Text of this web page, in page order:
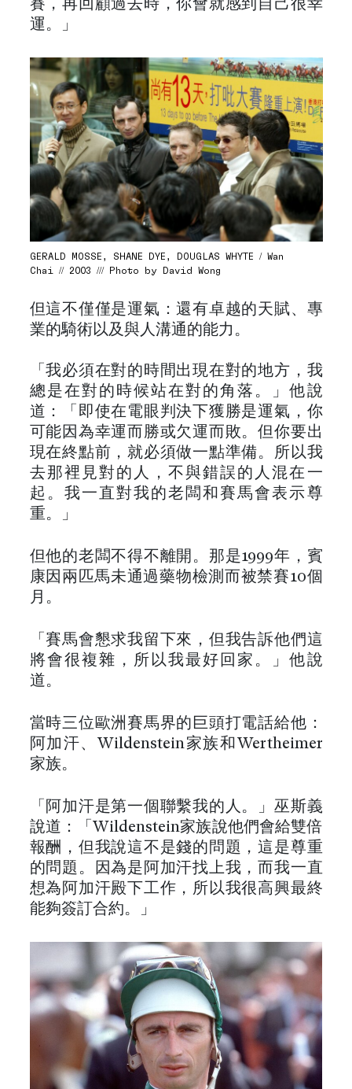
賽，再回顧過去時，你會就感到自己很幸
運。」
GERALD MOSSE, SHANE DYE, DOUGLAS WHYTE / Wan
Chai // 2003 /// Photo by David Wong
但這不僅僅是運氣：還有卓越的天賦、專
業的騎術以及與人溝通的能力。
「我必須在對的時間出現在對的地方，我
總是在對的時候站在對的角落。」他說
道：「即使在電眼判決下獲勝是運氣，你
可能因為幸運而勝或欠運而敗。但你要出
現在終點前，就必須做一點準備。所以我
去那裡見對的人，不與錯誤的人混在一
起。我一直對我的老闆和賽馬會表示尊
重。」
但他的老闆不得不離開。那是1999年，賓
康因兩匹馬未通過藥物檢測而被禁賽10個
月。
「賽馬會懇求我留下來，但我告訴他們這
將會很複雜，所以我最好回家。」他說
道。
當時三位歐洲賽馬界的巨頭打電話給他：
阿加汗、Wildenstein家族和Wertheimer
家族。
「阿加汗是第一個聯繫我的人。」巫斯義
說道：「Wildenstein家族說他們會給雙倍
報酬，但我說這不是錢的問題，這是尊重
的問題。因為是阿加汗找上我，而我一直
想為阿加汗殿下工作，所以我很高興最終
能夠簽訂合約。」